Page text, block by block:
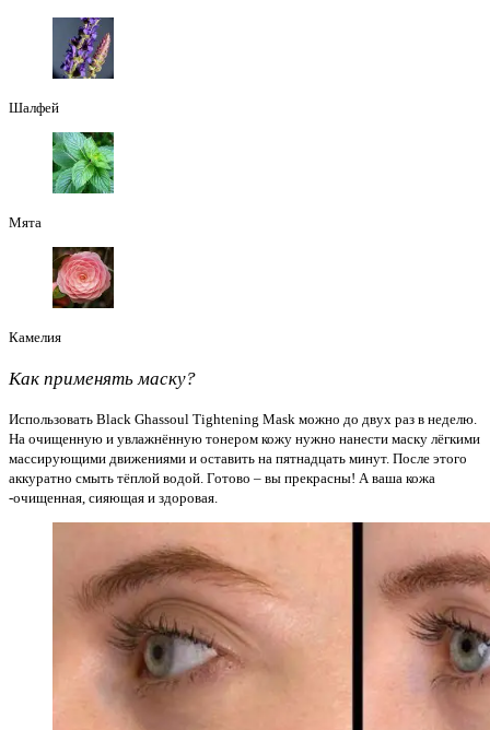
Шалфей
Мята
Камелия
Как применять маску?
Использовать Black Ghassoul Tightening Mask можно до двух раз в неделю.
На очищенную и увлажнённую тонером кожу нужно нанести маску лёгкими
массирующими движениями и оставить на пятнадцать минут. После этого
аккуратно смыть тёплой водой. Готово – вы прекрасны! А ваша кожа
-очищенная, сияющая и здоровая.